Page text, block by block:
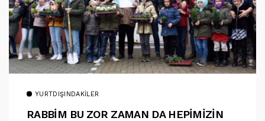
YURTDIŞINDAKILER
RABBİM BU ZOR ZAMAN DA HEPİMİZİN